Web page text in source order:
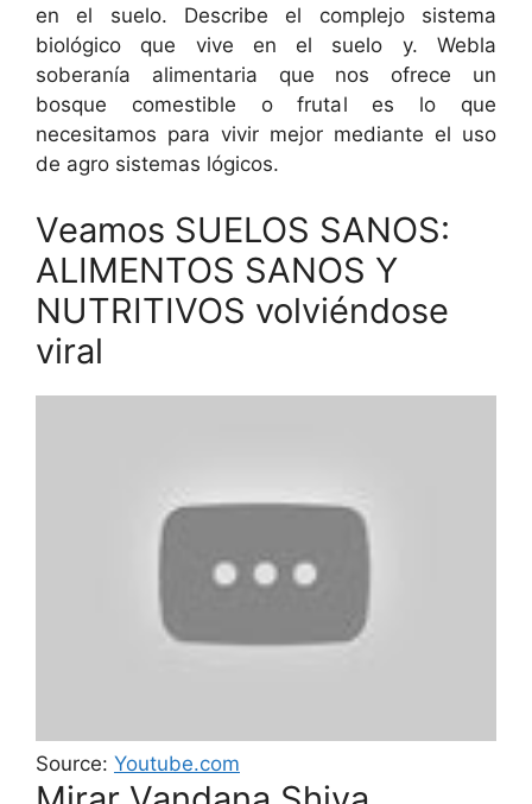
en el suelo. Describe el complejo sistema
biológico que vive en el suelo y. Webla
soberanía alimentaria que nos ofrece un
bosque comestible o frutal es lo que
necesitamos para vivir mejor mediante el uso
de agro sistemas lógicos.
Veamos SUELOS SANOS:
ALIMENTOS SANOS Y
NUTRITIVOS volviéndose
viral
Source: Youtube.com